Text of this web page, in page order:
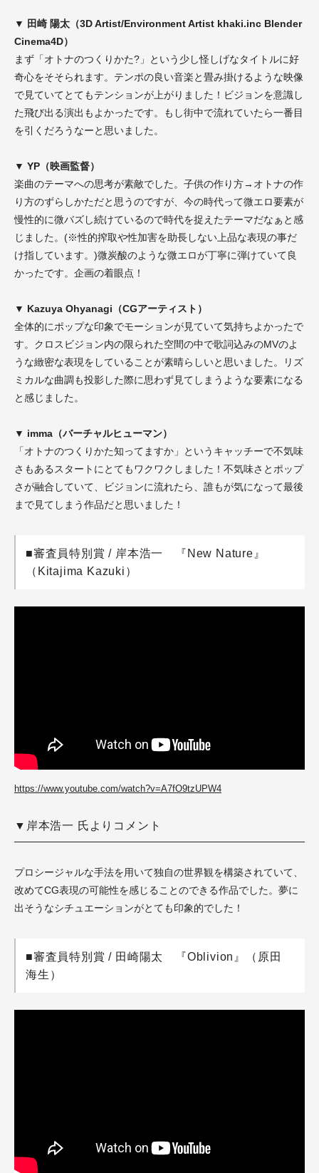
▼ 田崎 陽太（3D Artist/Environment Artist khaki.inc Blender
Cinema4D）
まず「オトナのつくりかた?」という少し怪しげなタイトルに好
奇心をそそられます。テンポの良い音楽と畳み掛けるような映像
で見ていてとてもテンションが上がりました！ビジョンを意識し
た飛び出る演出もよかったです。もし街中で流れていたら一番目
を引くだろうなーと思いました。
▼ YP（映画監督）
楽曲のテーマへの思考が素敵でした。子供の作り方→オトナの作
り方のずらしかただと思うのですが、今の時代って微エロ要素が
慢性的に微バズし続けているので時代を捉えたテーマだなぁと感
じました。(※性的搾取や性加害を助長しない上品な表現の事だ
け指しています。)微炭酸のような微エロが丁寧に弾けていて良
かったです。企画の着眼点！
▼ Kazuya Ohyanagi（CGアーティスト）
全体的にポップな印象でモーションが見ていて気持ちよかったで
す。クロスビジョン内の限られた空間の中で歌詞込みのMVのよ
うな緻密な表現をしていることが素晴らしいと思いました。リズ
ミカルな曲調も投影した際に思わず見てしまうような要素になる
と感じました。
▼ imma（バーチャルヒューマン）
「オトナのつくりかた知ってますか」というキャッチーで不気味
さもあるスタートにとてもワクワクしました！不気味さとポップ
さが融合していて、ビジョンに流れたら、誰もが気になって最後
まで見てしまう作品だと思いました！
■審査員特別賞 / 岸本浩一 『New Nature』
（Kitajima Kazuki）
https://www.youtube.com/watch?v=A7fO9tzUPW4
▼岸本浩一 氏よりコメント
プロシージャルな手法を用いて独自の世界観を構築されていて、
改めてCG表現の可能性を感じることのできる作品でした。夢に
出そうなシチュエーションがとても印象的でした！
■審査員特別賞 / 田崎陽太 『Oblivion』（原田
海生）